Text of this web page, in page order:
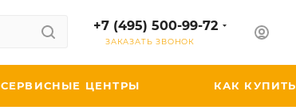
+7 (495) 500-99-72
ЗАКАЗАТЬ ЗВОНОК
СЕРВИСНЫЕ ЦЕНТРЫ КАК КУПИТЬ